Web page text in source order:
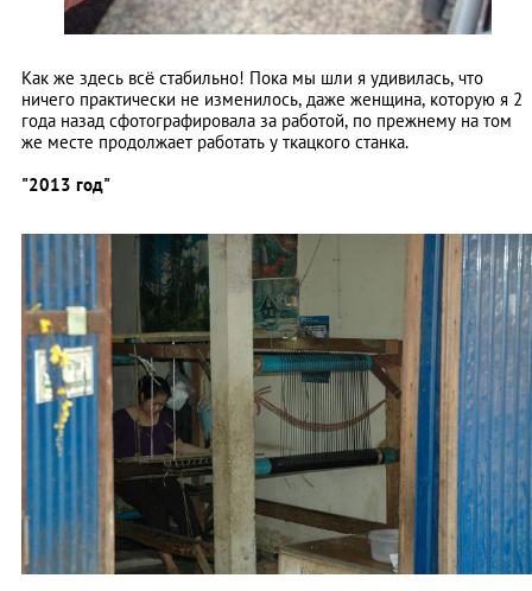
Как же здесь всё стабильно! Пока мы шли я удивилась, что
ничего практически не изменилось, даже женщина, которую я 2
года назад сфотографировала за работой, по прежнему на том
же месте продолжает работать у ткацкого станка.
"2013 год"